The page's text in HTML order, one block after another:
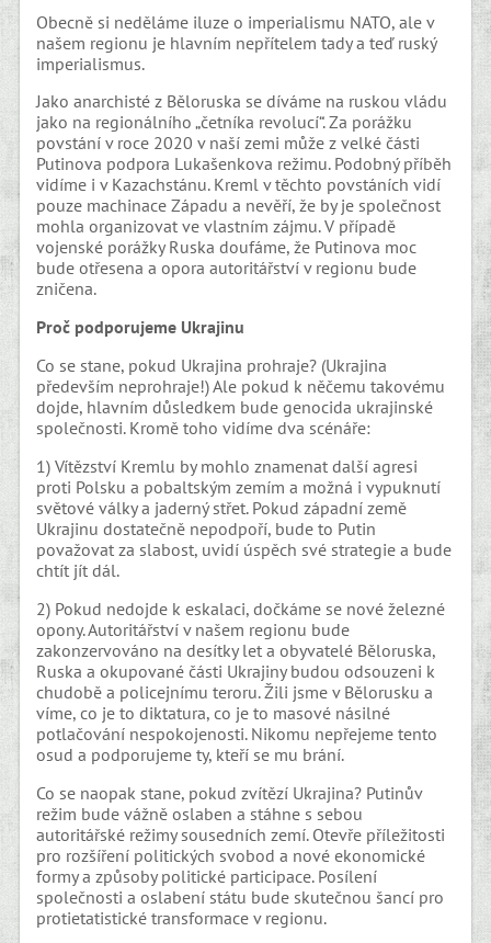
Obecně si neděláme iluze o imperialismu NATO, ale v
našem regionu je hlavním nepřítelem tady a teď ruský
imperialismus.
Jako anarchisté z Běloruska se díváme na ruskou vládu
jako na regionálního „četníka revolucí“. Za porážku
povstání v roce 2020 v naší zemi může z velké části
Putinova podpora Lukašenkova režimu. Podobný příběh
vidíme i v Kazachstánu. Kreml v těchto povstáních vidí
pouze machinace Západu a nevěří, že by je společnost
mohla organizovat ve vlastním zájmu. V případě
vojenské porážky Ruska doufáme, že Putinova moc
bude otřesena a opora autoritářství v regionu bude
zničena.
Proč podporujeme Ukrajinu
Co se stane, pokud Ukrajina prohraje? (Ukrajina
především neprohraje!) Ale pokud k něčemu takovému
dojde, hlavním důsledkem bude genocida ukrajinské
společnosti. Kromě toho vidíme dva scénáře:
1) Vítězství Kremlu by mohlo znamenat další agresi
proti Polsku a pobaltským zemím a možná i vypuknutí
světové války a jaderný střet. Pokud západní země
Ukrajinu dostatečně nepodpoří, bude to Putin
považovat za slabost, uvidí úspěch své strategie a bude
chtít jít dál.
2) Pokud nedojde k eskalaci, dočkáme se nové železné
opony. Autoritářství v našem regionu bude
zakonzervováno na desítky let a obyvatelé Běloruska,
Ruska a okupované části Ukrajiny budou odsouzeni k
chudobě a policejnímu teroru. Žili jsme v Bělorusku a
víme, co je to diktatura, co je to masové násilné
potlačování nespokojenosti. Nikomu nepřejeme tento
osud a podporujeme ty, kteří se mu brání.
Co se naopak stane, pokud zvítězí Ukrajina? Putinův
režim bude vážně oslaben a stáhne s sebou
autoritářské režimy sousedních zemí. Otevře příležitosti
pro rozšíření politických svobod a nové ekonomické
formy a způsoby politické participace. Posílení
společnosti a oslabení státu bude skutečnou šancí pro
protietatistické transformace v regionu.